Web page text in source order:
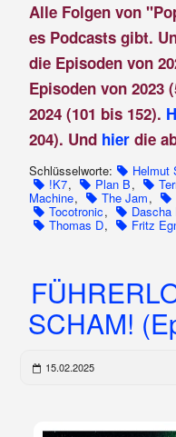
Alle Folgen von
es Podcasts gibt.
die Episoden von
Episoden von 2023
2024 (101 bis 152).
204). Und hier die
Schlüsselworte: Helmut
!K7, Plan B,
Machine, The Jam,
Tocotronic, Dascha
Thomas D, Fritz
SCHAM!
15.02.2025